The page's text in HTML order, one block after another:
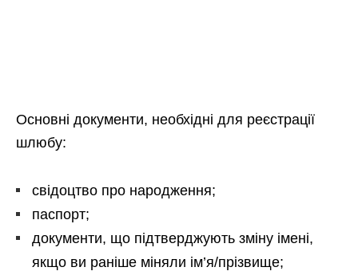
Основні документи, необхідні для реєстрації
шлюбу:
свідоцтво про народження;
паспорт;
документи, що підтверджують зміну імені,
якщо ви раніше міняли ім’я/прізвище;